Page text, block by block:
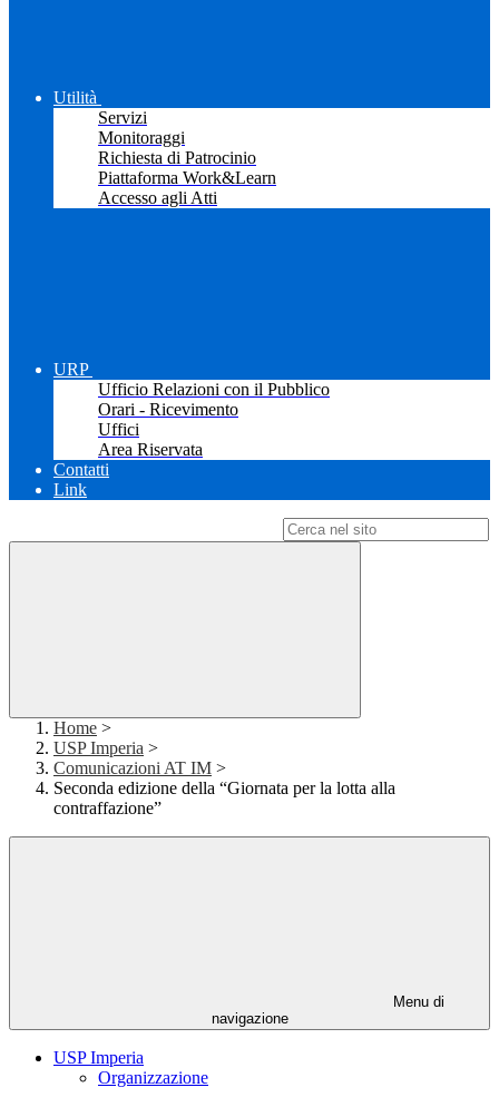
Utilità
Servizi
Monitoraggi
Richiesta di Patrocinio
Piattaforma Work&Learn
Accesso agli Atti
URP
Ufficio Relazioni con il Pubblico
Orari - Ricevimento
Uffici
Area Riservata
Contatti
Link
Home >
USP Imperia >
Comunicazioni AT IM >
Seconda edizione della “Giornata per la lotta alla
contraffazione”
Menu di
navigazione
USP Imperia
Organizzazione